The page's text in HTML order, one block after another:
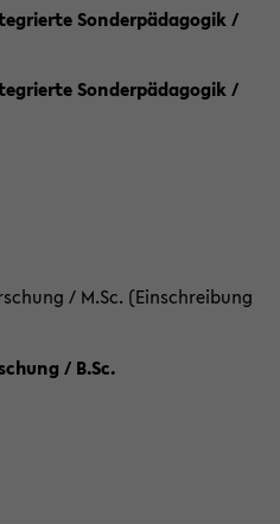
Sonderpädagogik /
Sonderpädagogik /
/ M.Sc. (Einschreibung
/ B.Sc.